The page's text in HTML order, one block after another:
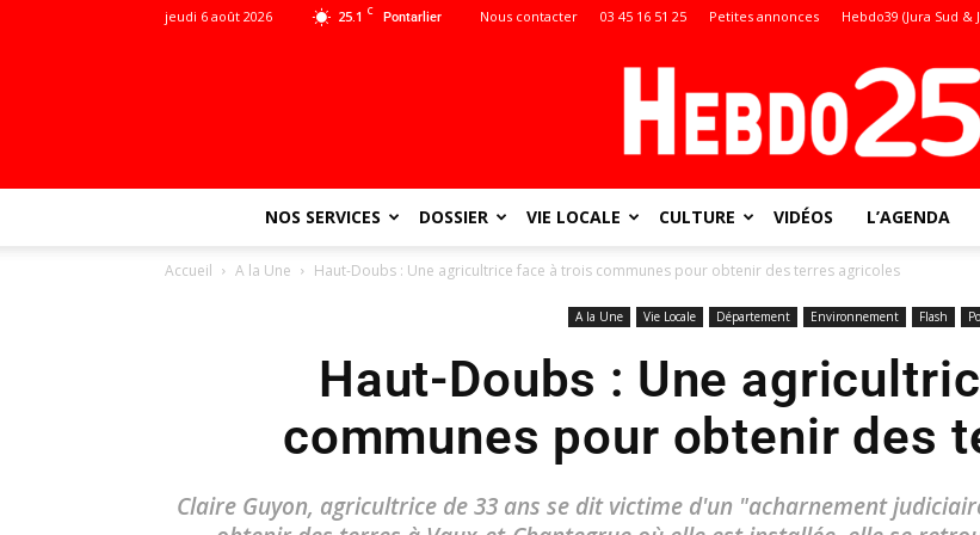
25.1 C Pontarlier
jeudi 6 août 2026 Nous contacter 03 45 16 51 25 Petites annonces Hebdo39 (Jura Sud &
NOS SERVICES DOSSIER VIE LOCALE CULTURE VIDÉOS L’AGENDA
Accueil A la Une Haut-Doubs : Une agricultrice face à trois communes pour obtenir des terres agricoles
A la Une Vie Locale Département Environnement Flash
Haut-Doubs : Une
communes pour obtenir des
Claire Guyon, agricultrice de 33 ans se dit victime d'un "acharnement